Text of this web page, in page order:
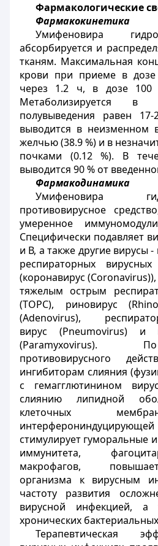
Фармакологические
Фармакокинетика
Умифеновира
абсорбируется и
тканям. Максимальная
крови при приеме в дозе
через 1.2 ч, в дозе
Метаболизируется в
полувыведения равен
выводится в неизменном
желчью (38.9 %) и в
почками (0.12 %). В
выводится 90 % от
Фармакодинамика
Умифеновира
противовирусное
умеренное
Специфически подавляет
и В, а также другие вирусы
респираторных
(коронавирус
тяжелым острым
(ТОРС), риновирус
(Adenovirus),
вирус (Pneumovirus) и
(Paramyxovirus).
противовирусного
ингибиторам слияния
с гемагглютинином
слиянию липидной
клеточных
стимулирует гуморальные
иммунитета,
макрофагов,
организма к вирусным
частоту развития
вирусной инфекцией, а
хронических
Терапевтическая